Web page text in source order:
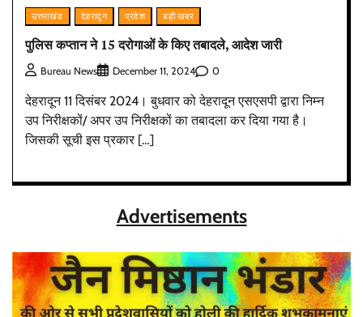
उत्तराखंड देहरादून प्रदेश बड़ी खबर
पुलिस कप्तान ने 15 दरोगाओं के किए तबादले, आदेश जारी
Bureau News December 11, 2024 0
देहरादून 11 दिसंबर 2024। बुधवार को देहरादून एसएसपी द्वारा निम्न
उप निरीक्षकों/ अपर उप निरीक्षकों का तबादला कर दिया गया है।
जिसकी सूची इस प्रकार […]
Advertisements